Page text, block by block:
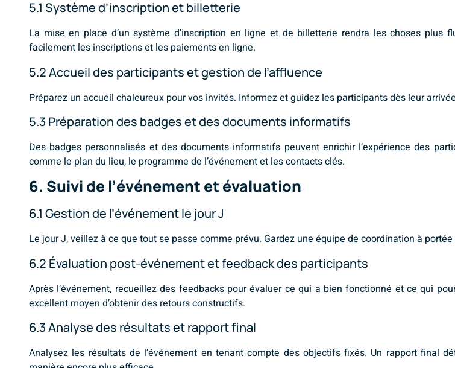
5.1 Système d’inscription et billetterie
La mise en place d’un système d’inscription en ligne et de billetterie rendra les choses plus
facilement les inscriptions et les paiements en ligne.
5.2 Accueil des participants et gestion de l’affluence
Préparez un accueil chaleureux pour vos invités. Informez et guidez les participants dès leur
5.3 Préparation des badges et des documents informatifs
Des badges personnalisés et des documents informatifs peuvent enrichir l’expérience des
comme le plan du lieu, le programme de l’événement et les contacts clés.
6. Suivi de l’événement et évaluation
6.1 Gestion de l’événement le jour J
Le jour J, veillez à ce que tout se passe comme prévu. Gardez une équipe de coordination à
6.2 Évaluation post-événement et feedback des participants
Après l’événement, recueillez des feedbacks pour évaluer ce qui a bien fonctionné et ce qui
excellent moyen d’obtenir des retours constructifs.
6.3 Analyse des résultats et rapport final
Analysez les résultats de l’événement en tenant compte des objectifs fixés. Un rapport final